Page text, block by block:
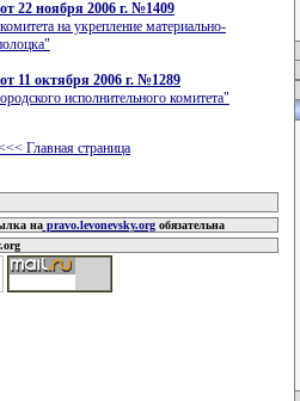
22 ноября 2006 г. №1409
на укрепление материально-
11 октября 2006 г. №1289
исполнительного комитета"
Главная страница
наpravo.levonevsky.orgобязательна